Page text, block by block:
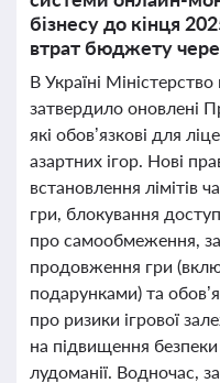
бізнесу до кінця
втрат бюджету
В Україні
затвердило оновлені
які обов’язкові для
азартних ігор. Нові
встановлення лімітів
гри, блокування
про самообмеження,
продовження гри
подарунками) та
про ризики ігрової
на підвищення безпеки
лудоманії. Водночас,